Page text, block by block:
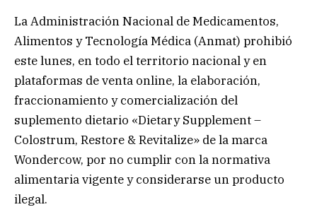
La Administración Nacional de Medicamentos,
Alimentos y Tecnología Médica (Anmat) prohibió
este lunes, en todo el territorio nacional y en
plataformas de venta online, la elaboración,
fraccionamiento y comercialización del
suplemento dietario «Dietary Supplement –
Colostrum, Restore & Revitalize» de la marca
Wondercow, por no cumplir con la normativa
alimentaria vigente y considerarse un producto
ilegal.